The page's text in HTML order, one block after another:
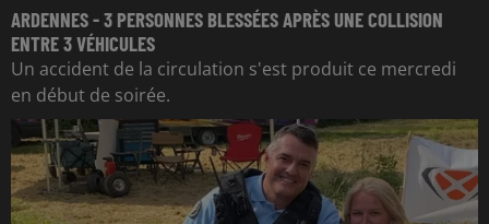
ARDENNES - 3 PERSONNES BLESSÉES APRÈS UNE COLLISION
ENTRE 3 VÉHICULES
Un accident de la circulation s'est produit ce mercredi
en début de soirée.